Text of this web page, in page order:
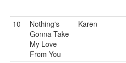
10
Nothing's
Gonna Take
My Love
From You
Karen